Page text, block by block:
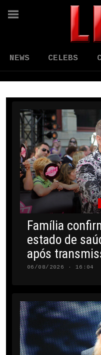
NEWS CELEBS
Família
estado de
após
06/08/2026 · 16:04